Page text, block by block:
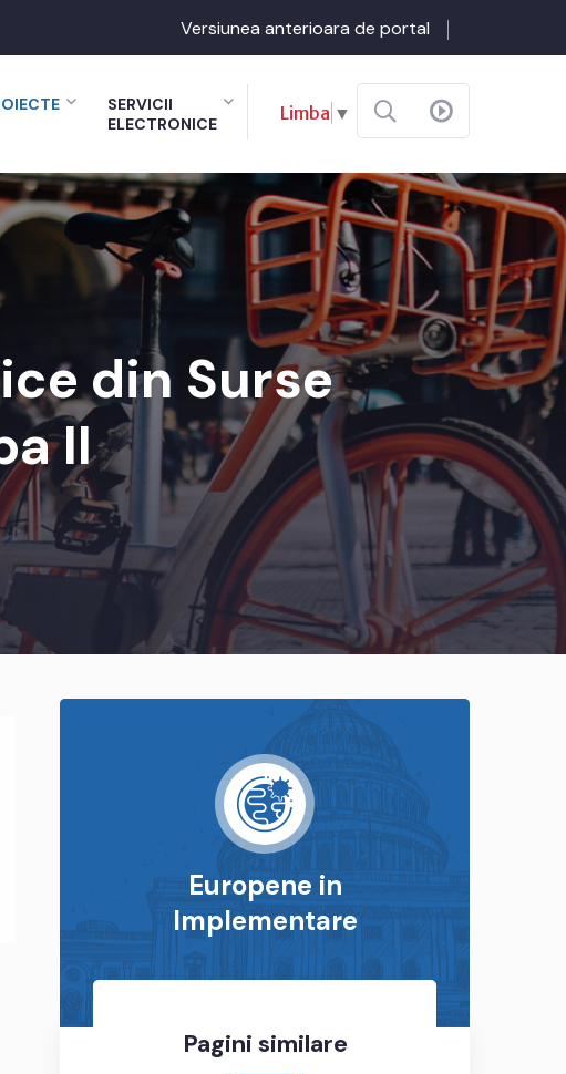
Versiunea anterioara de portal
SERVICII
ELECTRONICE
Limba ▼
din Surse
II
Europene in
Implementare
Pagini similare